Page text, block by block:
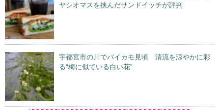
ヤシオマスを挟んだサンドイッチが評判
宇都宮市の川でバイカモ見頃 清流を涼やかに彩
る“梅に似ている白い花”